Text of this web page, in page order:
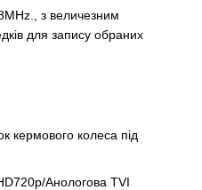
з величезним
для запису обраних
кермового колеса під
Анологова TVI